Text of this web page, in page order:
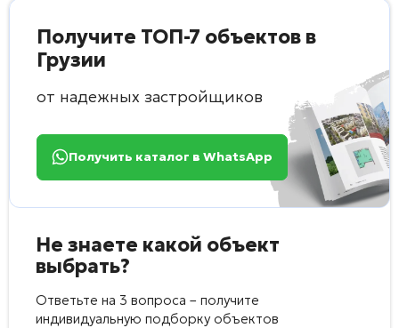
Получите ТОП-7 объектов в
Грузии
от надежных застройщиков
Получить каталог в WhatsApp
Не знаете какой объект
выбрать?
Ответьте на 3 вопроса – получите
индивидуальную подборку объектов